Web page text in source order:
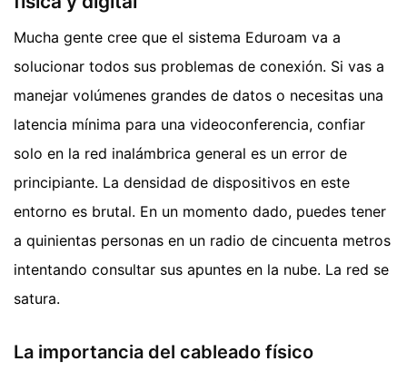
Mucha gente cree que el sistema Eduroam va a
solucionar todos sus problemas de conexión. Si vas a
manejar volúmenes grandes de datos o necesitas una
latencia mínima para una videoconferencia, confiar
solo en la red inalámbrica general es un error de
principiante. La densidad de dispositivos en este
entorno es brutal. En un momento dado, puedes tener
a quinientas personas en un radio de cincuenta metros
intentando consultar sus apuntes en la nube. La red se
satura.
La importancia del cableado físico